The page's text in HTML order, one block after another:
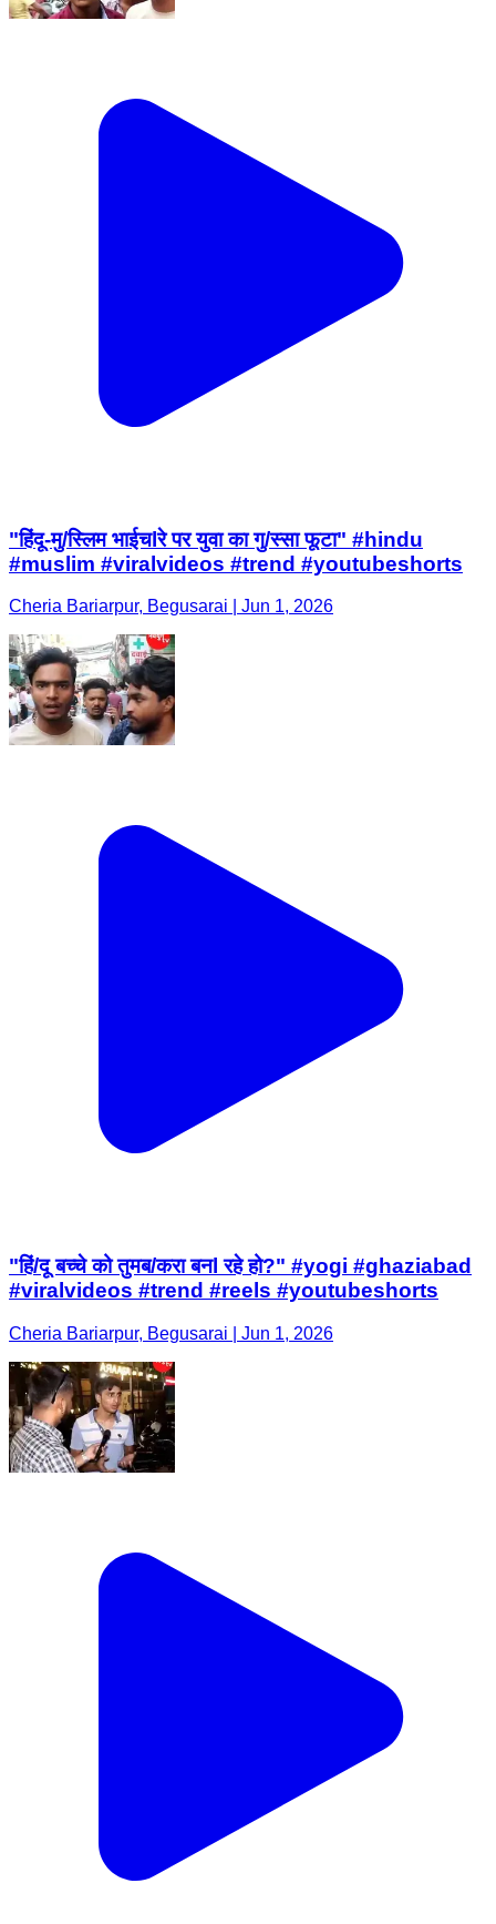
"हिंदू-मु/स्लिम भाईचlरे पर युवा का गु/स्सा फूटा" #hindu
#muslim #viralvideos #trend #youtubeshorts
Cheria Bariarpur, Begusarai | Jun 1, 2026
"हिं/दू बच्चे को तुमब/करा बनl रहे हो?" #yogi #ghaziabad
#viralvideos #trend #reels #youtubeshorts
Cheria Bariarpur, Begusarai | Jun 1, 2026